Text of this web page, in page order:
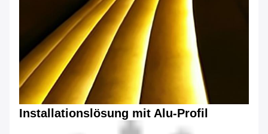
Installationslösung mit Alu-Profil